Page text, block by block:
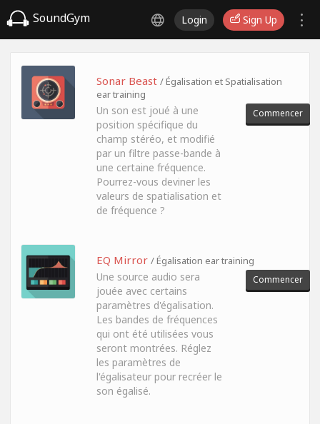
SoundGym Login Sign Up
Sonar Beast / Égalisation et Spatialisation
ear training
Un son est joué à une
position spécifique du
champ stéréo, et modifié
par un filtre passe-bande à
une certaine fréquence.
Pourrez-vous deviner les
valeurs de spatialisation et
de fréquence ?
Commencer
EQ Mirror / Égalisation ear training
Une source audio sera
jouée avec certains
paramètres d'égalisation.
Les bandes de fréquences
qui ont été utilisées vous
seront montrées. Réglez
les paramètres de
l'égalisateur pour recréer le
son égalisé.
Commencer